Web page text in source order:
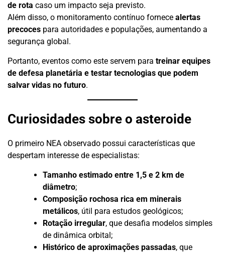
de rota caso um impacto seja previsto.
Além disso, o monitoramento contínuo fornece alertas
precoces para autoridades e populações, aumentando a
segurança global.
Portanto, eventos como este servem para treinar equipes
de defesa planetária e testar tecnologias que podem
salvar vidas no futuro.
Curiosidades sobre o asteroide
O primeiro NEA observado possui características que
despertam interesse de especialistas:
Tamanho estimado entre 1,5 e 2 km de
diâmetro;
Composição rochosa rica em minerais
metálicos, útil para estudos geológicos;
Rotação irregular, que desafia modelos simples
de dinâmica orbital;
Histórico de aproximações passadas, que